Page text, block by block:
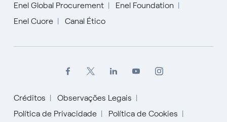
Enel Global Procurement
Enel Foundation
Enel Cuore
Canal Ético
Créditos
Observações Legais
Política de Privacidade
Política de Cookies